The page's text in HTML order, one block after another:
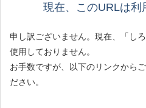
現在、このURLは利
申し訳ございません。現在、「し
使用しておりません。
お手数ですが、以下のリンクから
ださい。